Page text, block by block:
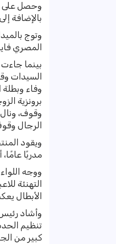
وحصل على
بالإضافة
وتوج
المصري
بينما جاءت
السيدات
وفاء
برونزية
وقوف،
الرجال
ويقود
مدربًا
ووجه
التهنئة
الأبطال
وأشاد
تنظيم
كبير من